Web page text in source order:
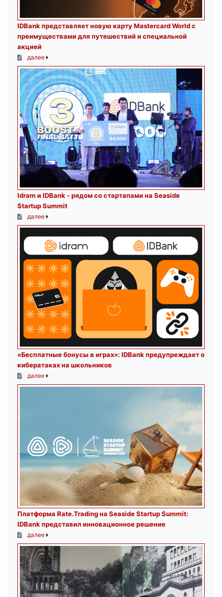
IDBank представляет новую карту Mastercard World с
преимуществами для путешествий и специальной
акцией
далее
Idram и IDBank - рядом со стартапами на Seaside
Startup Summit
далее
«Бесплатные бонусы в играх»: IDBank предупреждает о
кибератаках на школьников
далее
Платформа Rate.Trading на Seaside Startup Summit:
IDBank представил инновационное решение
далее